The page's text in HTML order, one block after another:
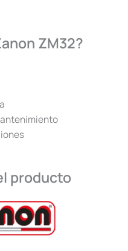
ZM32?
producto